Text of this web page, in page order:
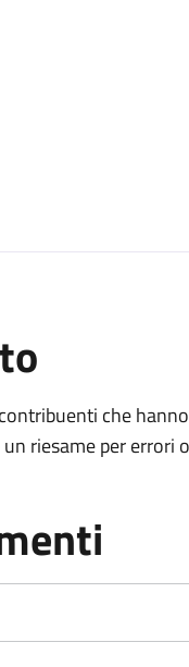
che
riesame per errori